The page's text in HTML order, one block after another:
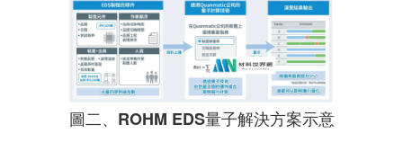
圖二、ROHM EDS量子解決方案示意